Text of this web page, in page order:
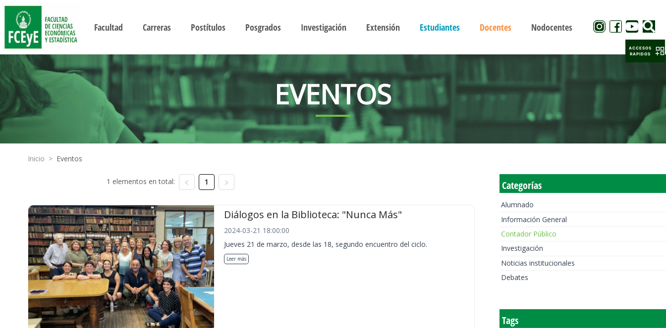
Facultad Carreras Postítulos Posgrados Investigación Extensión Estudiantes Docentes Nodocentes
EVENTOS
Inicio > Eventos
1 elementos en total: 1
Diálogos en la Biblioteca: "Nunca Más"
2024-03-21 18:00:00
Jueves 21 de marzo, desde las 18, segundo encuentro del ciclo.
Leer más
Categorías
Alumnado
Información General
Contador Público
Investigación
Noticias institucionales
Debates
Tags
ACCESOS
RAPIDOS